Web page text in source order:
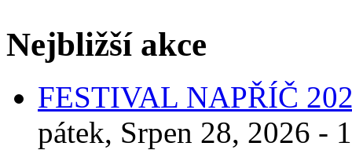
Nejbližší akce
FESTIVAL NAPŘÍČ
pátek, Srpen 28, 2026 -